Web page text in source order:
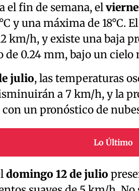
el fin de semana, el
y una máxima de 18°C.
km/h, y existe una baja
de 0.24 mm, bajo un cielo
julio, las temperaturas
a 7 km/h, y la
un pronóstico de
Lo Último
domingo 12 de julio